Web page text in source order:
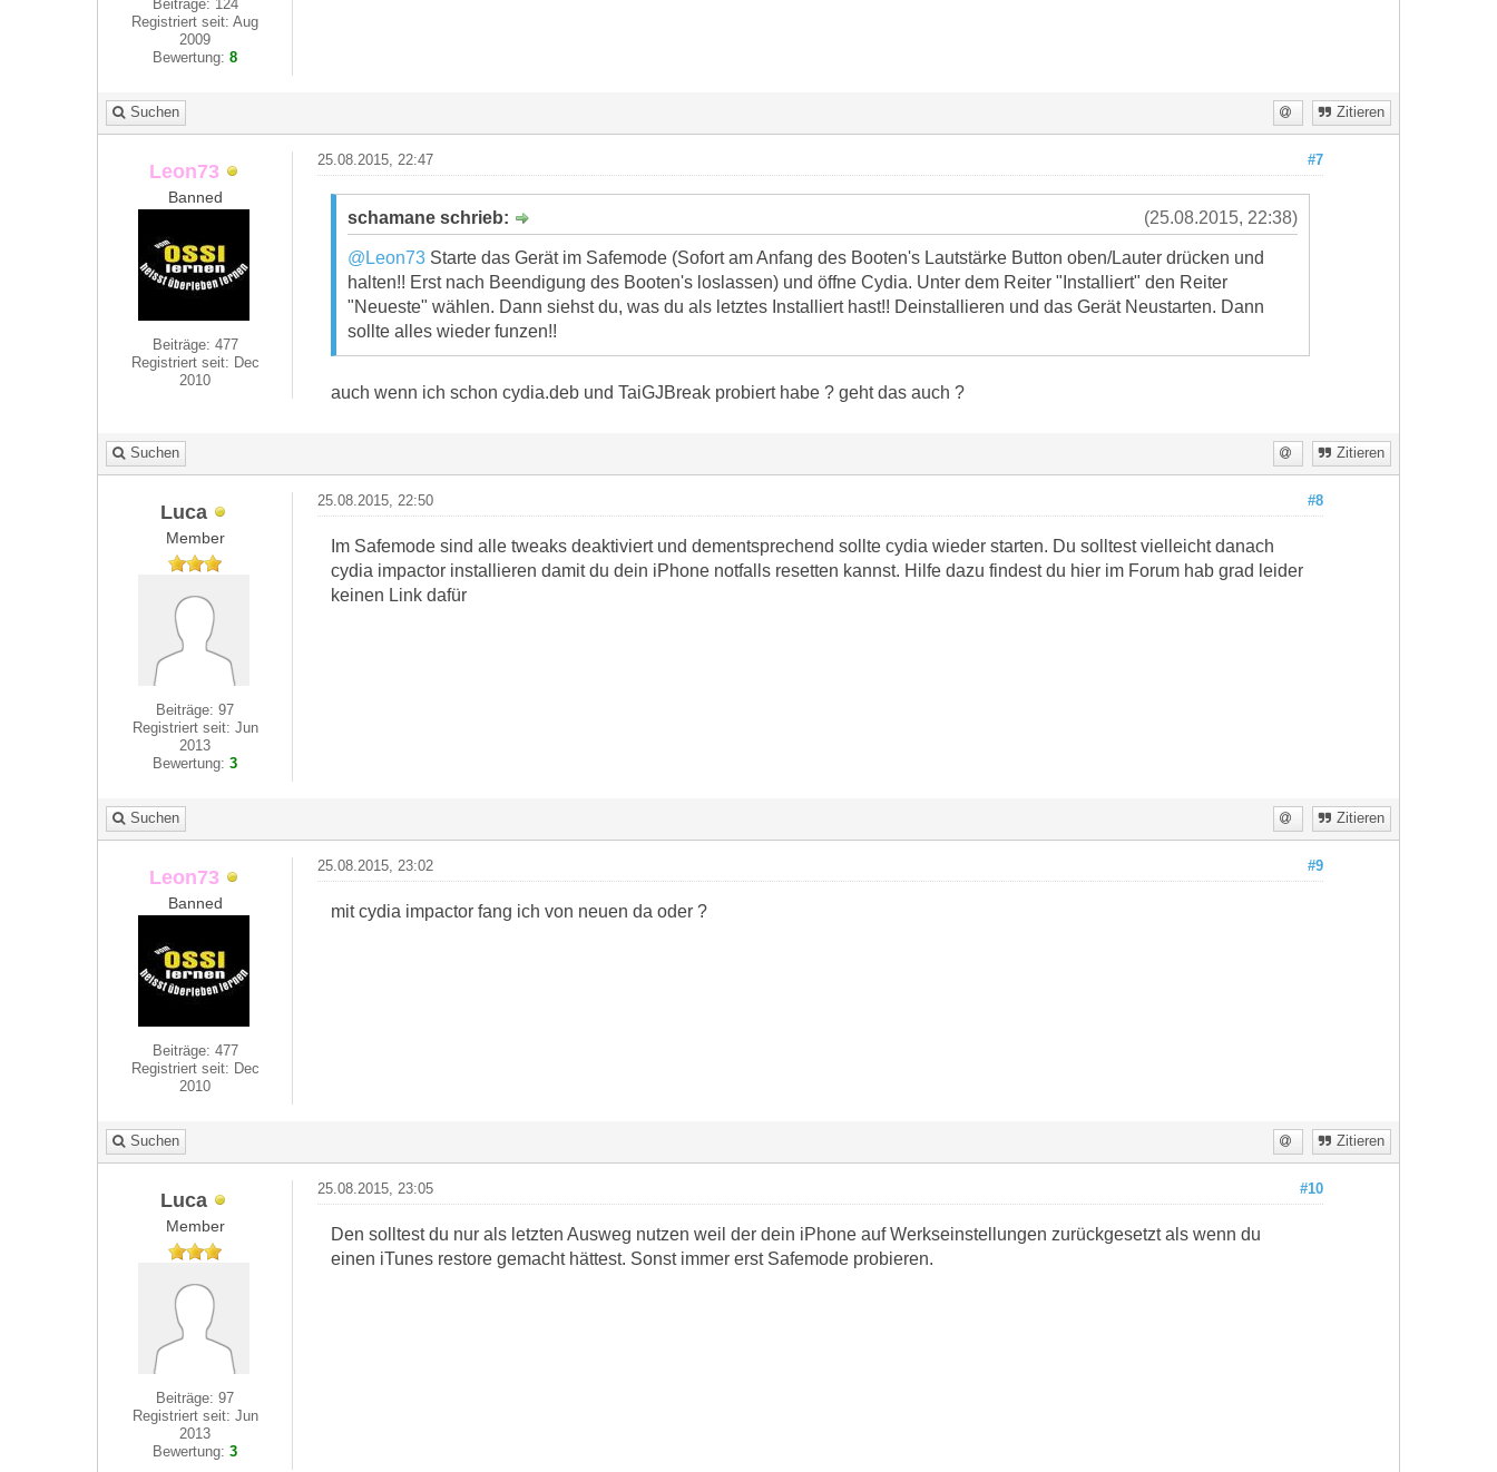
Beiträge: 124
Registriert seit: Aug
2009
Bewertung:8
Suchen Zitieren
Leon73
Banned
Beiträge: 477
Registriert seit: Dec
2010
#7
25.08.2015, 22:47
(25.08.2015, 22:38)
schamane schrieb:
@Leon73Starte das Gerät im Safemode (Sofort am Anfang des Booten's Lautstärke Button oben/Lauter drücken und
halten!! Erst nach Beendigung des Booten's loslassen) und öffne Cydia. Unter dem Reiter "Installiert" den Reiter
"Neueste" wählen. Dann siehst du, was du als letztes Installiert hast!! Deinstallieren und das Gerät Neustarten. Dann
sollte alles wieder funzen!!
auch wenn ich schon cydia.deb und TaiGJBreak probiert habe ? geht das auch ?
Suchen Zitieren
Luca
Member
Beiträge: 97
Registriert seit: Jun
2013
Bewertung:3
#8
25.08.2015, 22:50
Im Safemode sind alle tweaks deaktiviert und dementsprechend sollte cydia wieder starten. Du solltest vielleicht danach
cydia impactor installieren damit du dein iPhone notfalls resetten kannst. Hilfe dazu findest du hier im Forum hab grad leider
keinen Link dafür
Suchen Zitieren
Leon73
Banned
Beiträge: 477
Registriert seit: Dec
2010
#9
25.08.2015, 23:02
mit cydia impactor fang ich von neuen da oder ?
Suchen Zitieren
Luca
Member
Beiträge: 97
Registriert seit: Jun
2013
Bewertung:3
#10
25.08.2015, 23:05
Den solltest du nur als letzten Ausweg nutzen weil der dein iPhone auf Werkseinstellungen zurückgesetzt als wenn du
einen iTunes restore gemacht hättest. Sonst immer erst Safemode probieren.